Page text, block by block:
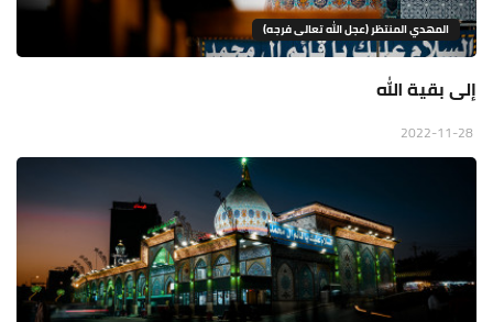
المهدي المنتظر (عجل الله تعالى فرجه)
إلى بقية الله